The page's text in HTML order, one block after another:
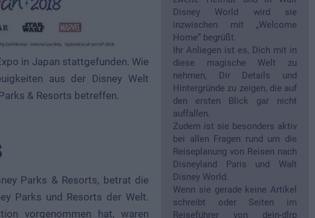
in Japan stattgefunden. Wie
aus der Disney Welt
& Resorts betreffen.
Parks & Resorts, betrat die
Parks und Resorts der Welt.
vorgenommen hat, waren
Disney World wird sie
inzwischen mit „Welcome
Home“ begrüßt.
Ihr Anliegen ist es, Dich mit in
diese magische Welt zu
nehmen, Dir Details und
Hintergründe zu zeigen, die auf
den ersten Blick gar nicht
auffallen.
Zudem ist sie besonders aktiv
bei allen Fragen rund um die
Reiseplanung von Reisen nach
Disneyland Paris und Walt
Disney World.
Wenn sie gerade keine Artikel
schreibt oder Seiten im
Reiseführer von dein-dlrp